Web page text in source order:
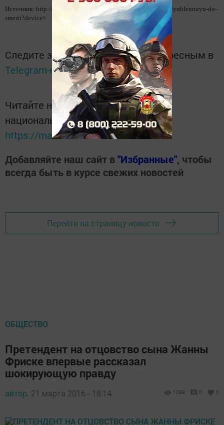
Источник: http://sntat.ru/post/38340-zhitel-kazani-zabil-vozlyublennuyu-do-
smerti?device=
Следите за самым важным и интересным в
Telegram-каналеТатмедиа
Читайте новости Татарстана в
национальном мессенджере MАХ:
https://max.ru/tatmedia
Добавляйте наш сайт в"Избранные", чтобы
всегда быть в курсе свежих новостей
Перейти на страницу новости
ОБЩЕСТВО
Претендент на отцовство сына Жанны
Фриске впервые рассказал
шокирующую правду
автор, 21 марта 2016 - 18:14 1089 0 0